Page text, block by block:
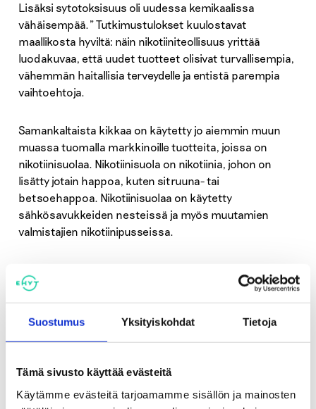
Suostumus Yksityiskohdat Tietoja
Tämä sivusto käyttää evästeitä
Käytämme evästeitä tarjoamamme sisällön ja mainosten
Lisäksi sytotoksisuus oli uudessa kemikaalissa
vähäisempää.” Tutkimustulokset kuulostavat
maallikosta hyviltä: näin nikotiiniteollisuus yrittää
luodakuvaa, että uudet tuotteet olisivat turvallisempia,
vähemmän haitallisia terveydelle ja entistä parempia
vaihtoehtoja.
Samankaltaista kikkaa on käytetty jo aiemmin muun
muassa tuomalla markkinoille tuotteita, joissa on
nikotiinisuolaa. Nikotiinisuola on nikotiinia, johon on
lisätty jotain happoa, kuten sitruuna- tai
betsoehappoa. Nikotiinisuolaa on käytetty
sähkösavukkeiden nesteissä ja myös muutamien
valmistajien nikotiinipusseissa.
nikotiiniteollisuus yrittää koko ajan saada uusia kanta-
asiakkaita tuleviksi vuosiksi. Ehkäisevässä työssä
tarvitaan yhteistyötä ja yhdessä tekemistä, ja sen me
ymmärrystä, jotta pystymme vastaamaan tähän
nikotiiniteollisuuden meille antamaan haasteeseen.
Savuton Suomi -tavoitteena on, että väestöstä